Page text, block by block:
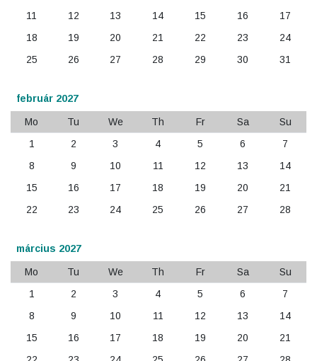
11
12 13 14 15 16
17
18
19 20 21 22 23
24
25
26 27 28 29 30 31
február 2027
Mo Tu We Th Fr Sa
Su
1
2 3 4 5 6
7
8
9 10 11 12 13
14
15
16 17 18 19 20
21
22
23 24 25 26 27 28
március 2027
Mo Tu We Th Fr Sa
Su
1
2 3 4 5 6
7
8
9 10 11 12 13
14
15
16 17 18 19 20
21